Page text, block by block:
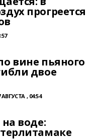
прогреется
вине пьяного
двое
АВГУСТА , 04:54
на воде: